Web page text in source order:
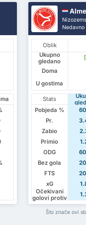
Nedavno
Oblik
Ukupno
gledano
Doma
U gostima
Stats
Pobjeda %
Pr.
Zabio
Primio
ODG
Bez gola
FTS
xG
Očekivani
golovi protiv
Što znače ovi